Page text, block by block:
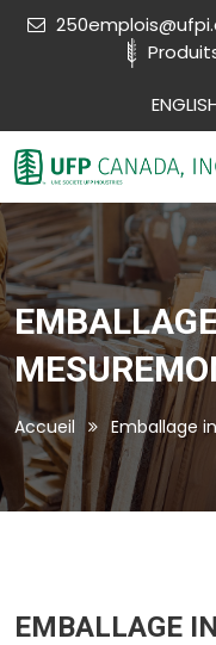
Accueil Emballage
EMBALLAGE